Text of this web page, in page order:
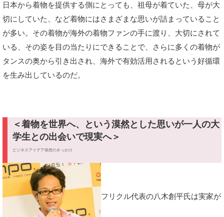
日本から着物を提供する側にとっても、祖母が着ていた、母が大
切にしていた、など着物にはさまざまな思いが詰まっていること
が多い。その着物が海外の着物ファンの手に渡り、大切にされて
いる、その姿を目の当たりにできることで、さらに多くの着物が
タンスの奥から引き出され、海外で有効活用されるという好循環
を生み出しているのだ。
＜着物を世界へ、という漠然とした思いが一人の大
学生との出会いで現実へ＞
ビジネスアイデア発想のきっかけ
フリクル代表の八木創平氏は実家が